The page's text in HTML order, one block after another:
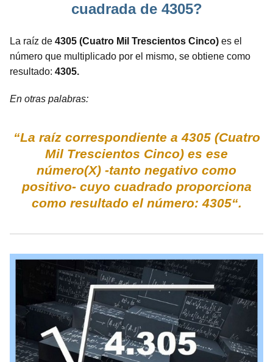
cuadrada de 4305?
La raíz de 4305 (Cuatro Mil Trescientos Cinco) es el
número que multiplicado por el mismo, se obtiene como
resultado: 4305.
En otras palabras:
“La raíz correspondiente a 4305 (Cuatro
Mil Trescientos Cinco) es ese
número(X) -tanto negativo como
positivo- cuyo cuadrado proporciona
como resultado el número: 4305“.